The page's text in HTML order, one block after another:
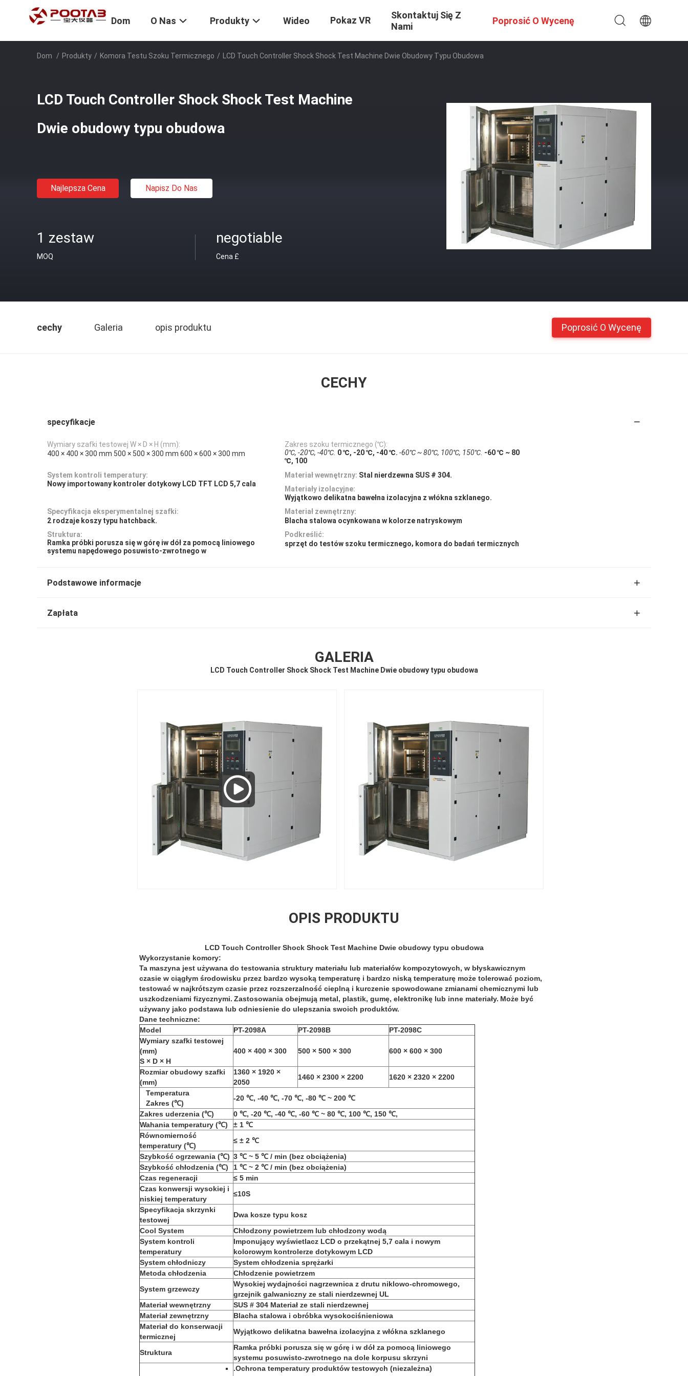
Dom O Nas Produkty Wideo Pokaz VR
Skontaktuj Się Z
Nami
Poprosić O Wycenę
Dom / Produkty / Komora Testu Szoku Termicznego / LCD Touch Controller Shock Shock Test Machine Dwie Obudowy Typu Obudowa
LCD Touch Controller Shock Shock Test Machine
Dwie obudowy typu obudowa
Najlepsza Cena Napisz Do Nas
1 zestaw
MOQ
negotiable
Cena £
cechy Galeria opis produktu Poprosić O Wycenę
CECHY
specyfikacje
Wymiary szafki testowej W × D × H (mm):
400 × 400 × 300 mm 500 × 500 × 300 mm 600 × 600 × 300 mm
Zakres szoku termicznego (℃):
0℃, -20℃, -40℃. 0 ℃, -20 ℃, -40 ℃. -60℃ ~ 80℃, 100℃, 150℃. -60 ℃ ~ 80
℃, 100
System kontroli temperatury:
Nowy importowany kontroler dotykowy LCD TFT LCD 5,7 cala
Materiał wewnętrzny: Stal nierdzewna SUS # 304.
Materiały izolacyjne:
Wyjątkowo delikatna bawełna izolacyjna z włókna szklanego.
Specyfikacja eksperymentalnej szafki:
2 rodzaje koszy typu hatchback.
Materiał zewnętrzny:
Blacha stalowa ocynkowana w kolorze natryskowym
Struktura:
Ramka próbki porusza się w górę iw dół za pomocą liniowego
systemu napędowego posuwisto-zwrotnego w
Podkreślić:
sprzęt do testów szoku termicznego, komora do badań termicznych
Podstawowe informacje
Zapłata
GALERIA
LCD Touch Controller Shock Shock Test Machine Dwie obudowy typu obudowa
OPIS PRODUKTU
LCD Touch Controller Shock Shock Test Machine Dwie obudowy typu obudowa
Wykorzystanie komory:
Ta maszyna jest używana do testowania struktury materiału lub materiałów kompozytowych, w błyskawicznym
czasie w ciągłym środowisku przez bardzo wysoką temperaturę i bardzo niską temperaturę może tolerować poziom,
testować w najkrótszym czasie przez rozszerzalność cieplną i kurczenie spowodowane zmianami chemicznymi lub
uszkodzeniami fizycznymi. Zastosowania obejmują metal, plastik, gumę, elektronikę lub inne materiały. Może być
używany jako podstawa lub odniesienie do ulepszania swoich produktów.
Dane techniczne:
Model
PT-2098A PT-2098B
PT-2098C
Wymiary szafki testowej
(mm)
S × D × H
400 × 400 × 300 500 × 500 × 300 600 × 600 × 300
Rozmiar obudowy szafki
(mm)
1360 × 1920 ×
2050
1460 × 2300 × 2200
1620 × 2320 × 2200
Temperatura
Zakres (℃)
-20 ℃, -40 ℃, -70 ℃, -80 ℃ ~ 200 ℃
Zakres uderzenia (℃)
0 ℃, -20 ℃, -40 ℃, -60 ℃ ~ 80 ℃, 100 ℃, 150 ℃,
Wahania temperatury (℃)
± 1 ℃
Równomierność
temperatury (℃)
≤ ± 2 ℃
Szybkość ogrzewania (℃) 3 ℃ ~ 5 ℃ / min (bez obciążenia)
Szybkość chłodzenia (℃)
1 ℃ ~ 2 ℃ / min (bez obciążenia)
Czas regeneracji
≤ 5 min
Czas konwersji wysokiej i
niskiej temperatury
≤10S
Specyfikacja skrzynki
testowej
Dwa kosze typu kosz
Cool System
Chłodzony powietrzem lub chłodzony wodą
System kontroli
temperatury
Imponujący wyświetlacz LCD o przekątnej 5,7 cala i nowym
kolorowym kontrolerze dotykowym LCD
System chłodniczy
System chłodzenia sprężarki
Metoda chłodzenia
Chłodzenie powietrzem
System grzewczy
Wysokiej wydajności nagrzewnica z drutu niklowo-chromowego,
grzejnik galwaniczny ze stali nierdzewnej UL
Materiał wewnętrzny
SUS # 304 Materiał ze stali nierdzewnej
Materiał zewnętrzny
Blacha stalowa i obróbka wysokociśnieniowa
Materiał do konserwacji
termicznej
Wyjątkowo delikatna bawełna izolacyjna z włókna szklanego
Struktura
Ramka próbki porusza się w górę i w dół za pomocą liniowego
systemu posuwisto-zwrotnego na dole korpusu skrzyni
.Ochrona temperatury produktów testowych (niezależna)